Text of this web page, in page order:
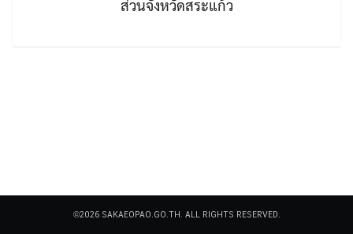
Search
ส่วนจังหวัดสระแก้ว
©2026 SAKAEOPAO.GO.TH. ALL RIGHTS RESERVED.